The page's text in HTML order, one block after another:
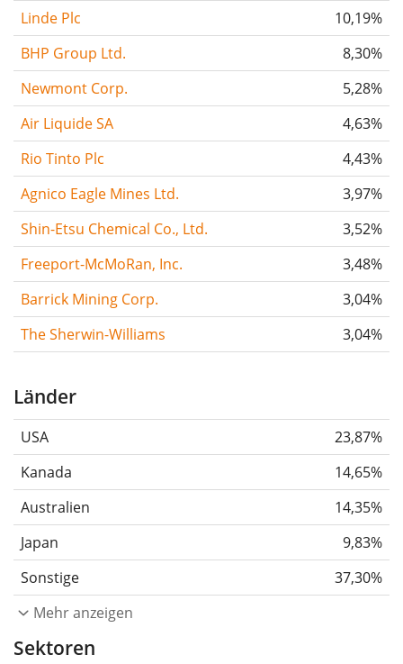
Linde Plc
10,19%
BHP Group Ltd.
8,30%
Newmont Corp.
5,28%
Air Liquide SA
4,63%
Rio Tinto Plc
4,43%
Agnico Eagle Mines Ltd.
3,97%
Shin-Etsu Chemical Co., Ltd.
3,52%
Freeport-McMoRan, Inc.
3,48%
Barrick Mining Corp.
3,04%
The Sherwin-Williams
3,04%
Länder
USA
23,87%
Kanada
14,65%
Australien
14,35%
Japan
9,83%
Sonstige
37,30%
Mehr anzeigen
Sektoren